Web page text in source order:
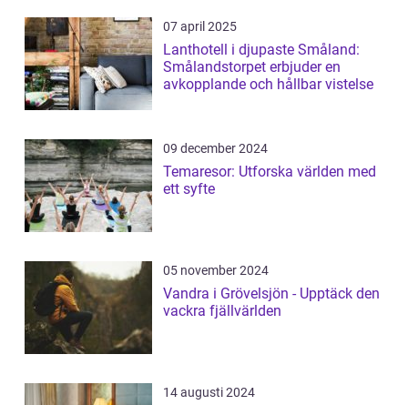
07 april 2025
Lanthotell i djupaste Småland:
Smålandstorpet erbjuder en
avkopplande och hållbar vistelse
09 december 2024
Temaresor: Utforska världen med
ett syfte
05 november 2024
Vandra i Grövelsjön - Upptäck den
vackra fjällvärlden
14 augusti 2024